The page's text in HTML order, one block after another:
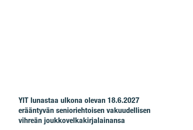
YIT lunastaa ulkona olevan 18.6.2027
erääntyvän senioriehtoisen vakuudellisen
vihreän joukkovelkakirjalainansa